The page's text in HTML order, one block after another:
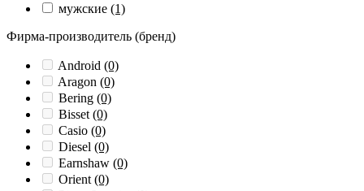
мужские (1)
Фирма-производитель (бренд)
Android (0)
Aragon (0)
Bering (0)
Bisset (0)
Casio (0)
Diesel (0)
Earnshaw (0)
Orient (0)